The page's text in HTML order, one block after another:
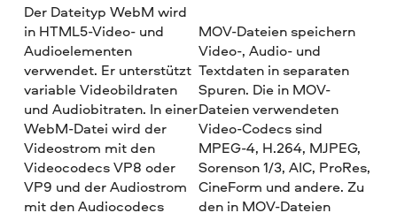
Der Dateityp WebM wird
in HTML5-Video- und
Audioelementen
verwendet. Er unterstützt
variable Videobildraten
und Audiobitraten. In einer
WebM-Datei wird der
Videostrom mit den
Videocodecs VP8 oder
VP9 und der Audiostrom
mit den Audiocodecs
MOV-Dateien speichern
Video-, Audio- und
Textdaten in separaten
Spuren. Die in MOV-
Dateien verwendeten
Video-Codecs sind
MPEG-4, H.264, MJPEG,
Sorenson 1/3, AIC, ProRes,
CineForm und andere. Zu
den in MOV-Dateien